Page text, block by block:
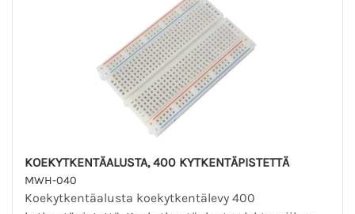
KOEKYTKENTÄALUSTA, 400 KYTKENTÄPISTETTÄ
MWH-040
Koekytkentäalusta koekytkentälevy 400